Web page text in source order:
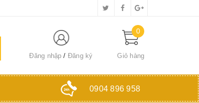
Đăng nhập Đăng ký
0
Giỏ hàng
0904 896 958